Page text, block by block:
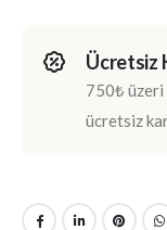
Ücretsiz
750₺
ücretsiz